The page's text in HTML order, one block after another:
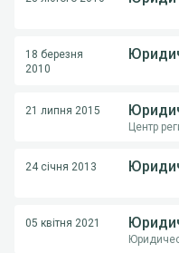
18 березня
2010
21 липня 2015
Центр
24 січня 2013
05 квітня 2021